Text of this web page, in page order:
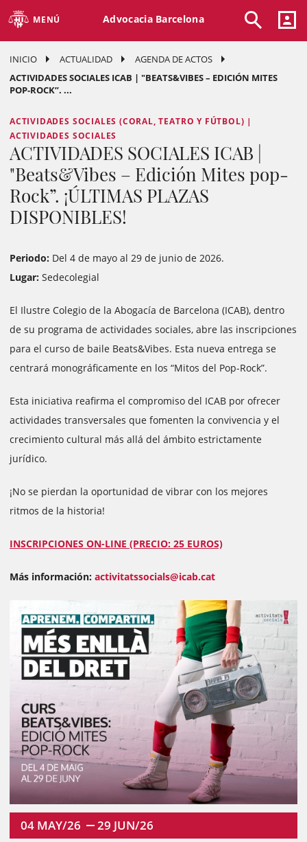
MENÚ Advocacia Barcelona
INICIO ACTUALIDAD
AGENDA DE ACTOS
ACTIVIDADES SOCIALES ICAB | "BEATS&VIBES – EDICIÓN MITES
POP-ROCK”. ...
ACTIVIDADES SOCIALES (CORAL, TEATRO Y FÚTBOL) |
ACTIVIDADES SOCIALES
ACTIVIDADES SOCIALES ICAB |
"Beats&Vibes – Edición Mites pop-
Rock”. ¡ÚLTIMAS PLAZAS
DISPONIBLES!
Periodo: Del 4 de mayo al 29 de junio de 2026.
Lugar: Sedecolegial
El Ilustre Colegio de la Abogacía de Barcelona (ICAB), dentro
de su programa de actividades sociales, abre las inscripciones
para el curso de baile Beats&Vibes. Esta nueva entrega se
centrará monográficamente en los “Mitos del Pop-Rock”.
Esta iniciativa reafirma el compromiso del ICAB por ofrecer
actividades transversales que fomenten la convivencia y el
crecimiento cultural más allá del ámbito estrictamente
jurídico.
¡No se pierdan la oportunidad de vibrar con los mejores
ritmos de la historia!
INSCRIPCIONES ON-LINE (PRECIO: 25 EUROS)
Más información: activitatssocials@icab.cat
04 MAY/26 29 JUN/26